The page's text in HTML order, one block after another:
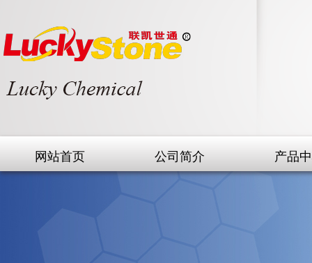
网站首页 公司简介 产品